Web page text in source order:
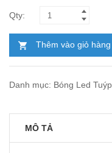
Thêm vào giỏ hàng
Danh mục: Bóng Led
MÔ TẢ